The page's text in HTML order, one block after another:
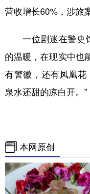
营收增长60%，涉旅
一位剧迷在警史
的温暖，在现实中也
有警徽，还有凤凰
泉水还甜的凉白开。”
本网原创